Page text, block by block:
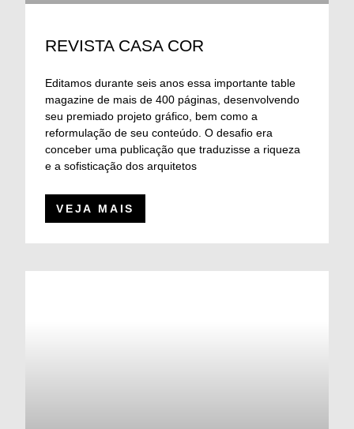
REVISTA CASA COR
Editamos durante seis anos essa importante table
magazine de mais de 400 páginas, desenvolvendo
seu premiado projeto gráfico, bem como a
reformulação de seu conteúdo. O desafio era
conceber uma publicação que traduzisse a riqueza
e a sofisticação dos arquitetos
VEJA MAIS